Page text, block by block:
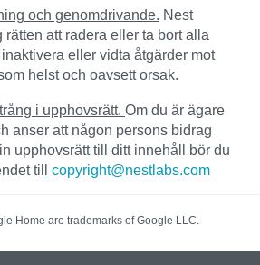
och genomdrivande. Nest
rätten att radera eller ta bort alla
eller vidta åtgärder mot
helst och oavsett orsak.
i upphovsrätt. Om du är ägare
anser att någon persons bidrag
upphovsrätt till ditt innehåll bör du
till copyright@nestlabs.com